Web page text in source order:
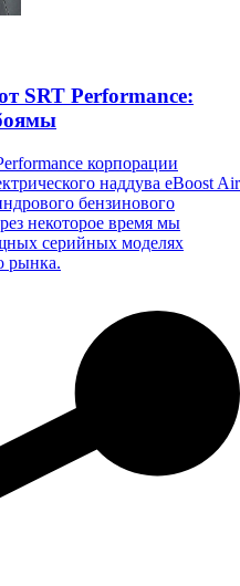
SRT Performance:
корпорации
наддува eBoost Air
бензинового
некоторое время мы
серийных моделях
рынка.